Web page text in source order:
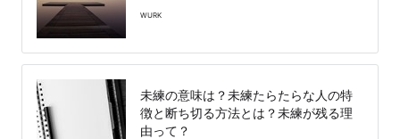
WURK
未練の意味は？未練たらたらな人の特
徴と断ち切る方法とは？未練が残る理
由って？